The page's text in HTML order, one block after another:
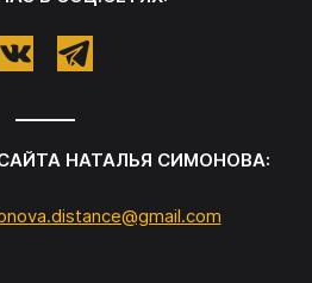
НАТАЛЬЯ СИМОНОВА: